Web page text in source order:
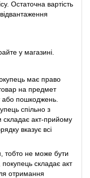
Остаточна вартість
у магазині.
має право
на предмет
або пошкоджень.
спільно з
складає акт-прийому
вказує всі
тобто не може бути
складає акт
отримання